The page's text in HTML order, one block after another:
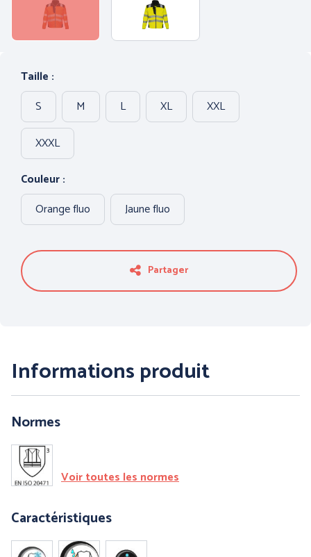
PROTECTION DU CORPS
INTEMPÉRIES
PROTECTION DES PIEDS
ERGONOMIE et AIDE AU
TRAVAIL
Taille :
S
M L XL
XXL
XXXL
Couleur :
Orange fluo
Jaune fluo
Partager
Informations produit
Normes
Voir toutes les normes
Caractéristiques